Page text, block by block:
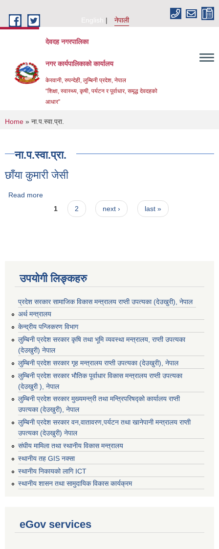
English
नेपाली
देवदह नगरपालिका
नगर कार्यपालिकाको कार्यालय
केरवानी, रुपन्देही, लुम्बिनी प्रदेश, नेपाल
“शिक्षा, स्वास्थ्य, कृषी, पर्यटन र पूर्वाधार, समृद्ध देवदहको
आधार”
You are here
Home » ना.प.स्वा.प्रा.
ना.प.स्वा.प्रा.
छाँया कुमारी जेसी
Read more
1 2 next › last »
उपयोगी लिङ्कहरु
प्रदेश सरकार सामाजिक विकास मन्‍‍त्रालय राप्ती उपत्यका (देउखुरी), नेपाल
अर्थ मन्त्रालय
केन्द्रीय पन्जिकरण विभाग
लुम्बिनी प्रदेश सरकार कृषि तथा भूमि व्यवस्था मन्त्रालय, राप्ती उपत्यका
(देउखुरी) नेपाल
लुम्बिनी प्रदेश सरकार गृह मन्त्रालय राप्ती उपत्यका (देउखुरी), नेपाल
लुम्बिनी प्रदेश सरकार भौतिक पूर्वाधार विकास मन्त्रालय राप्ती उपत्यका
(देउखुरी ), नेपाल
लुम्बिनी प्रदेश सरकार मुख्यमन्त्री तथा मन्त्रिपरिषद्को कार्यालय राप्ती
उपत्यका (देउखुरी), नेपाल
लुम्बिनी प्रदेश सरकार वन,वातावरण,पर्यटन तथा खानेपानी मन्त्रालय राप्ती
उपत्यका (देउखुरी) नेपाल
संघीय मामिला तथा स्थानीय विकास मन्त्रालय
स्थानीय तह GIS नक्सा
स्थानीय निकायको लागि ICT
स्थानीय शासन तथा सामुदायिक विकास कार्यक्रम
eGov services